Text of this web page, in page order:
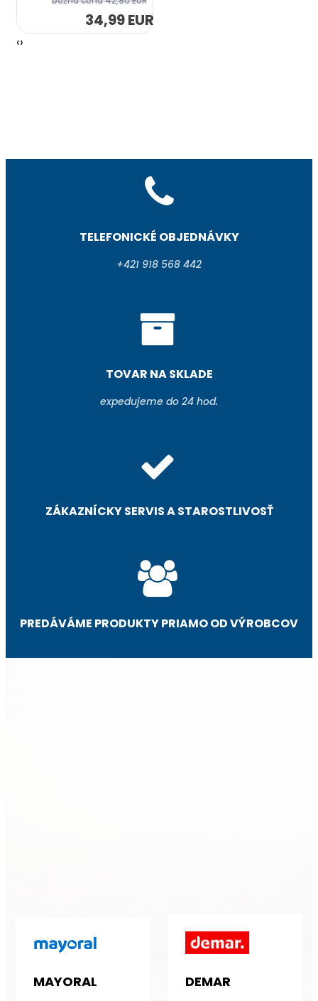
34,99 EUR
‹›
TELEFONICKÉ OBJEDNÁVKY
+421 918 568 442
TOVAR NA SKLADE
expedujeme do 24 hod.
ZÁKAZNÍCKY SERVIS A STAROSTLIVOSŤ
PREDÁVÁME PRODUKTY PRIAMO OD VÝROBCOV
MAYORAL DEMAR